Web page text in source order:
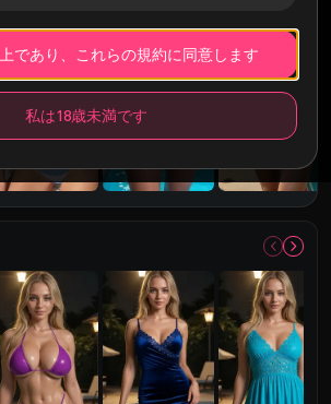
であり、これらの規約に同意します
私は18歳未満です